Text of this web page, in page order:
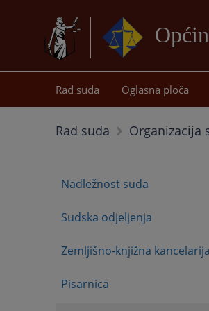
Rad suda Oglasna ploča
Rad suda Organizacija
Nadležnost suda
Sudska odjeljenja
Zemljišno-knjižna kancelarija
Pisarnica